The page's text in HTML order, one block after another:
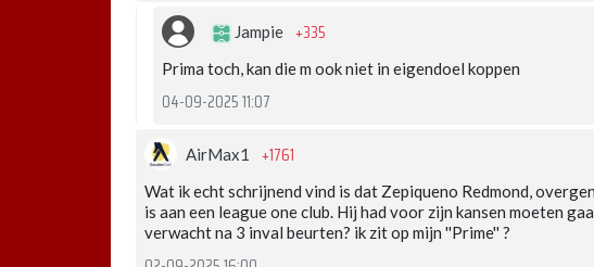
Jampie +335
Prima toch, kan die m ook niet in eigendoel koppen
04-09-2025 11:07
AirMax1 +1761
Wat ik echt schrijnend vind is dat Zepiqueno Redmond,
is aan een league one club. Hij had voor zijn kansen moeten
verwacht na 3 inval beurten? ik zit op mijn ''Prime'' ?